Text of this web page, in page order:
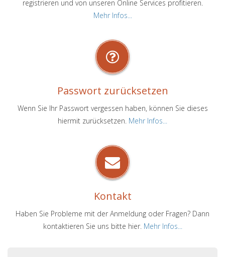
registrieren und von unseren Online Services profitieren.
Mehr Infos...
Passwort zurücksetzen
Wenn Sie Ihr Passwort vergessen haben, können Sie dieses
hiermit zurücksetzen. Mehr Infos...
Kontakt
Haben Sie Probleme mit der Anmeldung oder Fragen? Dann
kontaktieren Sie uns bitte hier. Mehr Infos...